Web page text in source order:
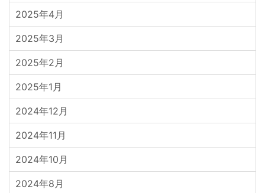
2025年4月
2025年3月
2025年2月
2025年1月
2024年12月
2024年11月
2024年10月
2024年8月